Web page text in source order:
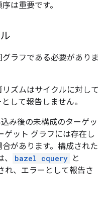
は重要です。
ラフである必要がありま
ズムはサイクルに対して
して報告しません。
み後の未構成のターゲッ
ゲット グラフには存在し
があります。構成された
bazel cquery と
れ、エラーとして報告さ